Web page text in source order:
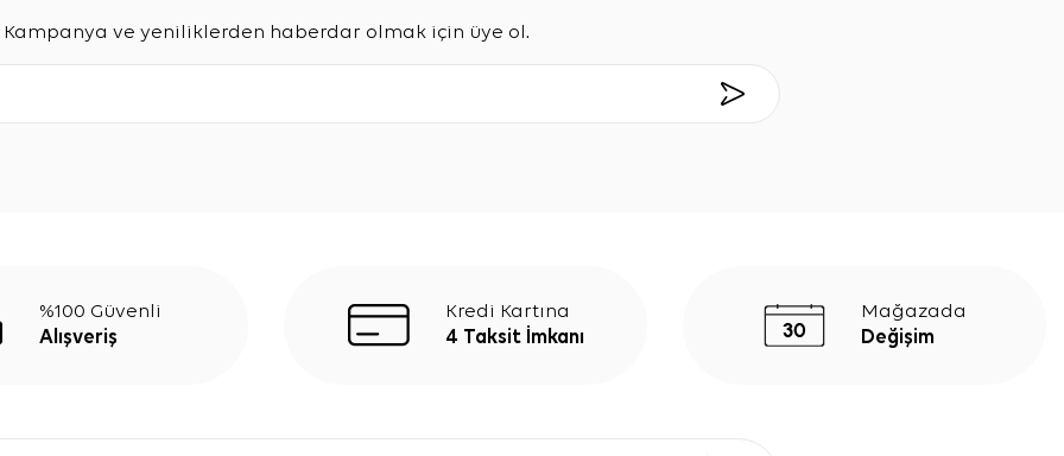
Kampanya ve yeniliklerden haberdar olmak için üye ol.
%100 Güvenli
Alışveriş
Kredi Kartına
4 Taksit İmkanı
Mağazada
Değişim